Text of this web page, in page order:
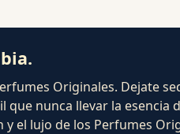
Originales. Dejate
nunca llevar la esencia
el lujo de los Perfumes